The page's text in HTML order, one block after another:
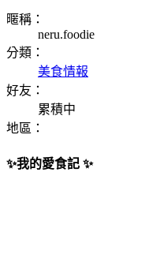
暱稱：
neru.foodie
分類：
美食情報
好友：
累積中
地區：
✨我的愛食記 ✨